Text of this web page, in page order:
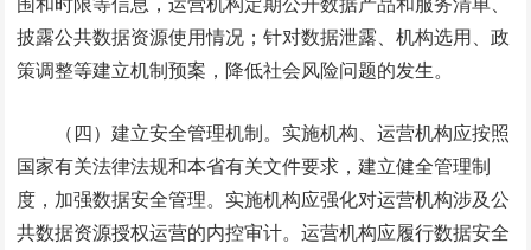
披露公共数据资源使用情况；针对数据泄露、机构选用、政
策调整等建立机制预案，降低社会风险问题的发生。
（四）建立安全管理机制。实施机构、运营机构应按照
国家有关法律法规和本省有关文件要求，建立健全管理制
度，加强数据安全管理。实施机构应强化对运营机构涉及公
共数据资源授权运营的内控审计。运营机构应履行数据安全